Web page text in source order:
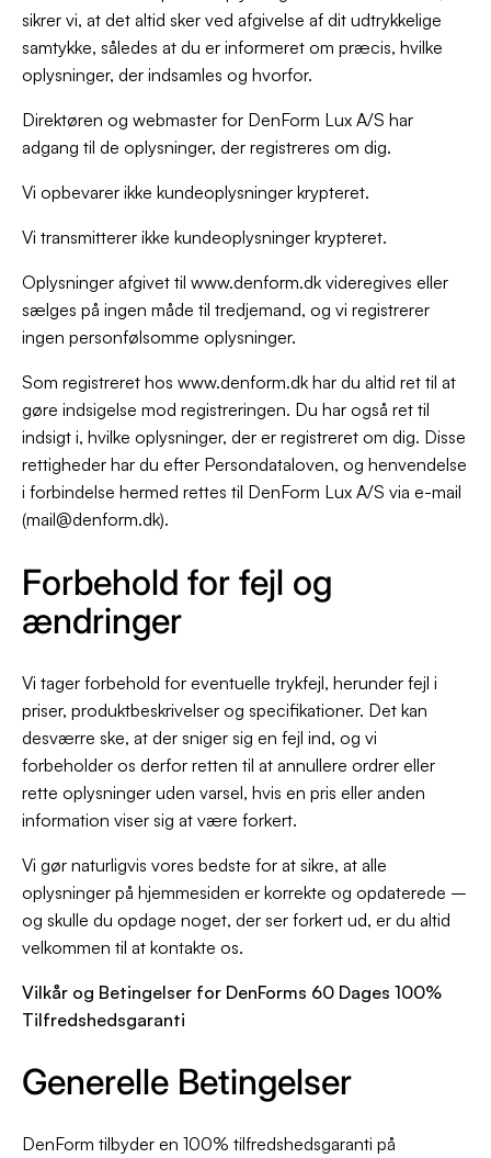
sikrer vi, at det altid sker ved afgivelse af dit udtrykkelige
samtykke, således at du er informeret om præcis, hvilke
oplysninger, der indsamles og hvorfor.
Direktøren og webmaster for DenForm Lux A/S har
adgang til de oplysninger, der registreres om dig.
Vi opbevarer ikke kundeoplysninger krypteret.
Vi transmitterer ikke kundeoplysninger krypteret.
Oplysninger afgivet til www.denform.dk videregives eller
sælges på ingen måde til tredjemand, og vi registrerer
ingen personfølsomme oplysninger.
Som registreret hos www.denform.dk har du altid ret til at
gøre indsigelse mod registreringen. Du har også ret til
indsigt i, hvilke oplysninger, der er registreret om dig. Disse
rettigheder har du efter Persondataloven, og henvendelse
i forbindelse hermed rettes til DenForm Lux A/S via e-mail
(mail@denform.dk).
Forbehold for fejl og
ændringer
Vi tager forbehold for eventuelle trykfejl, herunder fejl i
priser, produktbeskrivelser og specifikationer. Det kan
desværre ske, at der sniger sig en fejl ind, og vi
forbeholder os derfor retten til at annullere ordrer eller
rette oplysninger uden varsel, hvis en pris eller anden
information viser sig at være forkert.
Vi gør naturligvis vores bedste for at sikre, at alle
oplysninger på hjemmesiden er korrekte og opdaterede –
og skulle du opdage noget, der ser forkert ud, er du altid
velkommen til at kontakte os.
Vilkår og Betingelser for DenForms 60 Dages 100%
Tilfredshedsgaranti
Generelle Betingelser
DenForm tilbyder en 100% tilfredshedsgaranti på